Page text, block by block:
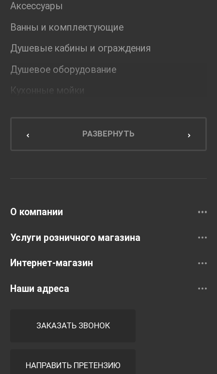
Аксессуары
Ванны и комплектующие
Душевые кабины и ограждения
Душевое оборудование
Кухонные мойки
Мебель для кухниРАЗВЕРНУТЬ
О компании
Услуги розничного магазина
Интернет-магазин
Наши адреса
ЗАКАЗАТЬ ЗВОНОК
НАПРАВИТЬ ПРЕТЕНЗИЮ